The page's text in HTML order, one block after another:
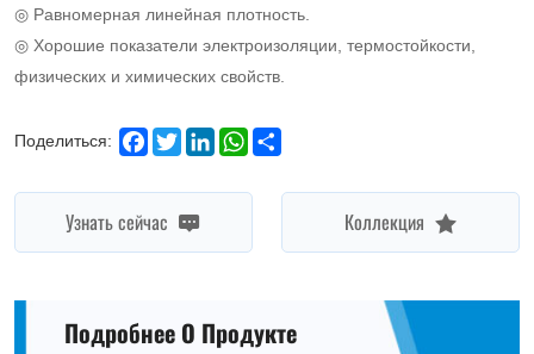
boards.
◎ Равномерная линейная плотность.
◎ Хорошие показатели электроизоляции, термостойкости,
физических и химических свойств.
Поделиться: Facebook
TwitterLinkedInWhatsApp
Узнать сейчас Коллекция
Подробнее О Продукте